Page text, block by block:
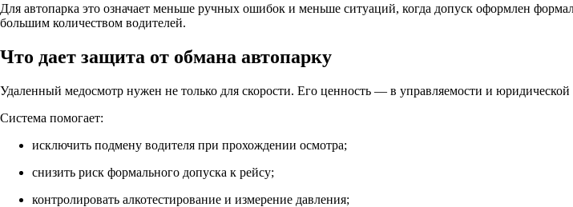
Для автопарка это означает меньше ручных ошибок и меньше ситуаций, когда допуск оформлен
большим количеством водителей.
Что дает защита от обмана автопарку
Удаленный медосмотр нужен не только для скорости. Его ценность — в управляемости и юридической
Система помогает:
исключить подмену водителя при прохождении осмотра;
снизить риск формального допуска к рейсу;
контролировать алкотестирование и измерение давления;